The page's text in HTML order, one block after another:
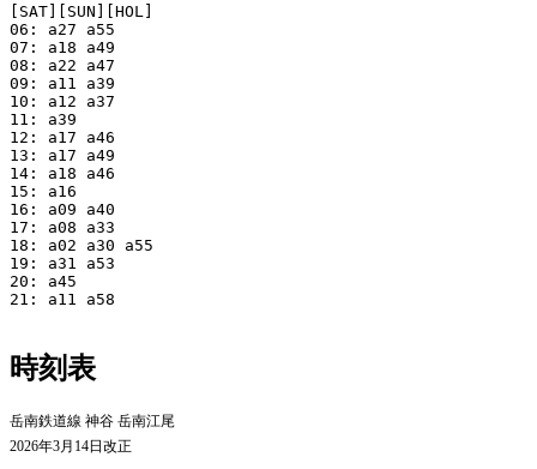
[SAT][SUN][HOL]
06: a27 a55
07: a18 a49
08: a22 a47
09: a11 a39
10: a12 a37
11: a39
12: a17 a46
13: a17 a49
14: a18 a46
15: a16
16: a09 a40
17: a08 a33
18: a02 a30 a55
19: a31 a53
20: a45
21: a11 a58
時刻表
岳南鉄道線 神谷 岳南江尾
2026年3月14日改正